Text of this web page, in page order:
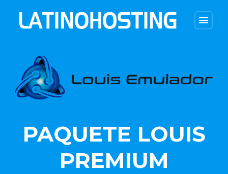
menu
PAQUETE LOUIS
PREMIUM